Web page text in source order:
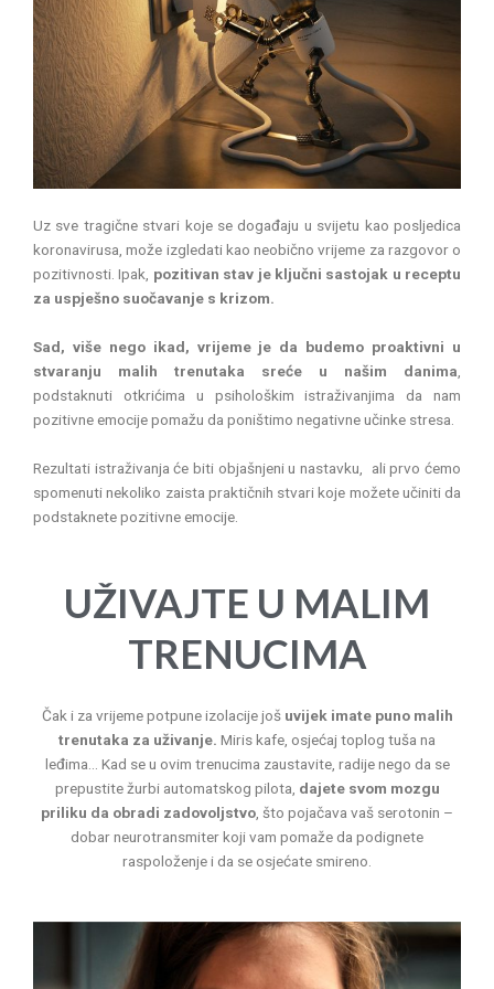
Uz sve tragične stvari koje se događaju u svijetu kao posljedica
koronavirusa, može izgledati kao neobično vrijeme za razgovor o
pozitivnosti. Ipak, pozitivan stav je ključni sastojak u receptu
za uspješno suočavanje s krizom.
Sad, više nego ikad, vrijeme je da budemo proaktivni u
stvaranju malih trenutaka sreće u našim danima
podstaknuti otkrićima u psihološkim istraživanjima da nam
pozitivne emocije pomažu da poništimo negativne učinke stresa.
Rezultati istraživanja će biti objašnjeni u nastavku, ali prvo ćemo
spomenuti nekoliko zaista praktičnih stvari koje možete učiniti da
podstaknete pozitivne emocije.
UŽIVAJTE U MALIM
TRENUCIMA
Čak i za vrijeme potpune izolacije još uvijek imate puno malih
trenutaka za uživanje. Miris kafe, osjećaj toplog tuša na
leđima… Kad se u ovim trenucima zaustavite, radije nego da se
prepustite žurbi automatskog pilota, dajete svom mozgu
priliku da obradi zadovoljstvo , što pojačava vaš serotonin –
dobar neurotransmiter koji vam pomaže da podignete
raspoloženje i da se osjećate smireno.